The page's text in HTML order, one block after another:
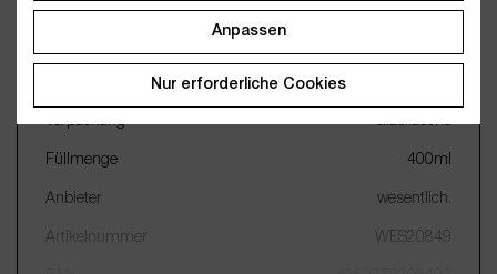
Wichtige Merkmale
Verpackung Glasflasche
Füllmenge 400ml
Anbieter wesentlich.
Artikelnummer WES20849
Anpassen
Nur erforderliche Cookies